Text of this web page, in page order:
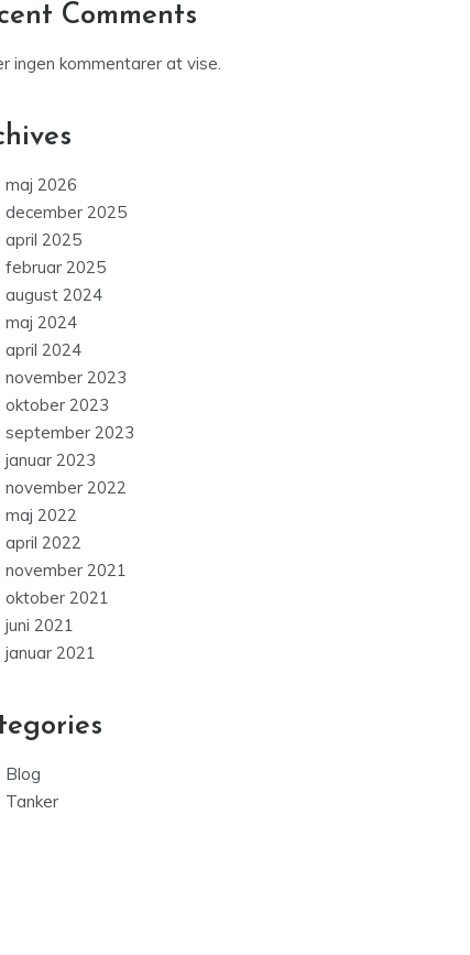
Comments
ingen kommentarer at vise.
maj 2026
december 2025
april 2025
februar 2025
august 2024
maj 2024
april 2024
november 2023
oktober 2023
september 2023
januar 2023
november 2022
maj 2022
april 2022
november 2021
oktober 2021
juni 2021
januar 2021
Blog
Tanker